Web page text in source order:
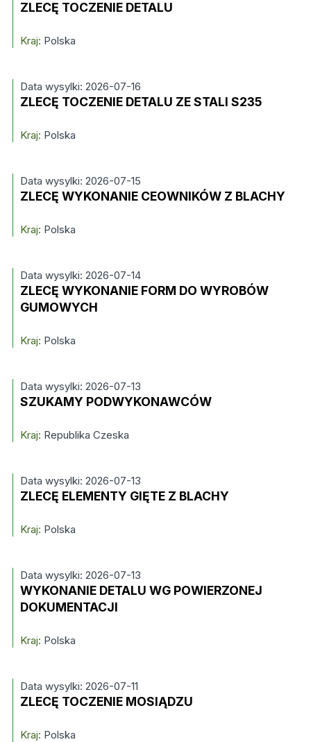
ZLECĘ TOCZENIE DETALU
Kraj: Polska
Data wysylki: 2026-07-16
ZLECĘ TOCZENIE DETALU ZE STALI S235
Kraj: Polska
Data wysylki: 2026-07-15
ZLECĘ WYKONANIE CEOWNIKÓW Z BLACHY
Kraj: Polska
Data wysylki: 2026-07-14
ZLECĘ WYKONANIE FORM DO WYROBÓW
GUMOWYCH
Kraj: Polska
Data wysylki: 2026-07-13
SZUKAMY PODWYKONAWCÓW
Kraj: Republika Czeska
Data wysylki: 2026-07-13
ZLECĘ ELEMENTY GIĘTE Z BLACHY
Kraj: Polska
Data wysylki: 2026-07-13
WYKONANIE DETALU WG POWIERZONEJ
DOKUMENTACJI
Kraj: Polska
Data wysylki: 2026-07-11
ZLECĘ TOCZENIE MOSIĄDZU
Kraj: Polska